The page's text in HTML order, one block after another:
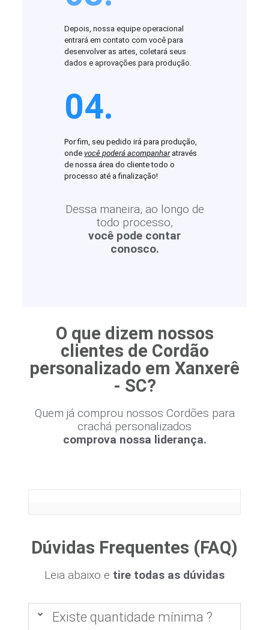
Depois, nossa equipe operacional
entrará em contato com você para
desenvolver as artes, coletará seus
dados e aprovações para produção.
04.
Por fim, seu pedido irá para produção,
ondevocê poderá acompanharatravés
de nossa área do cliente todo o
processo até a finalização!
Dessa maneira, ao longo de
todo processo,
você pode contar
conosco.
O que dizem nossos
clientes de Cordão
personalizado em Xanxerê
- SC?
Quem já comprou nossos Cordões para
crachá personalizados
comprova nossa liderança.
Dúvidas Frequentes (FAQ)
Leia abaixo e tire todas as dúvidas
Existe quantidade mínima ?